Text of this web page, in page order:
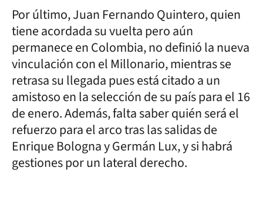
Por último, Juan Fernando Quintero, quien
tiene acordada su vuelta pero aún
permanece en Colombia, no definió la nueva
vinculación con el Millonario, mientras se
retrasa su llegada pues está citado a un
amistoso en la selección de su país para el 16
de enero. Además, falta saber quién será el
refuerzo para el arco tras las salidas de
Enrique Bologna y Germán Lux, y si habrá
gestiones por un lateral derecho.